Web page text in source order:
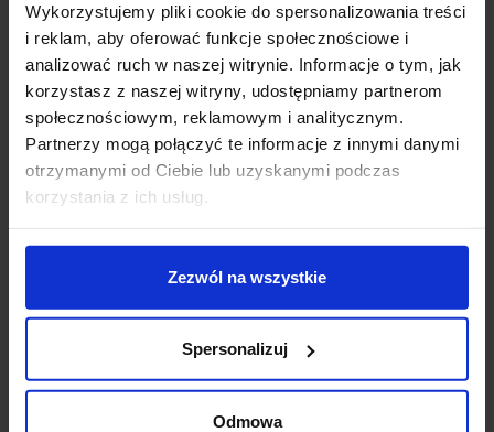
Wykorzystujemy pliki cookie do spersonalizowania treści
i reklam, aby oferować funkcje społecznościowe i
analizować ruch w naszej witrynie. Informacje o tym, jak
korzystasz z naszej witryny, udostępniamy partnerom
społecznościowym, reklamowym i analitycznym.
Partnerzy mogą połączyć te informacje z innymi danymi
otrzymanymi od Ciebie lub uzyskanymi podczas
korzystania z ich usług.
Zezwól na wszystkie
Spersonalizuj
Odmowa
montażu na zewnątrz budynków. Lampa posiada
przeźroczysty dyfuzor, a wykończona jest w 3
kolorach do wyboru: biały, szary lub antracyt. Źródłem
światła jest żarówka GU10 LED o mocy 15W. Dzięki
klasie szczelności IP54 oprawa idealnie nadaje się do
oświetlenia wejść, korytarzy, parkingów, garaży i
innych miejsc pod dachem wymagających opraw o
zwiększonej klasie szczelności.
Parametry techniczne:
GU10 LED
Moc15W
Średnica6,5 cm